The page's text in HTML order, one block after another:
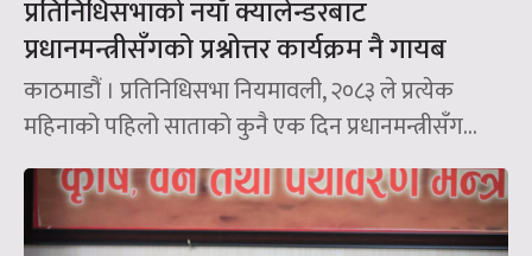
प्रतिनिधिसभाको नयाँ क्यालेन्डरबाट
प्रधानमन्त्रीसँगको प्रश्नोत्तर कार्यक्रम नै गायब
काठमाडौं । प्रतिनिधिसभा नियमावली, २०८३ ले प्रत्येक
महिनाको पहिलो साताको कुनै एक दिन प्रधानमन्त्रीसँग...